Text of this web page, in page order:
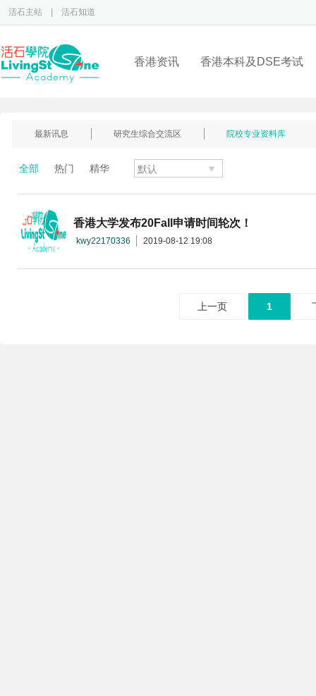
活石主站 活石知道
香港资讯 香港本科及DSE考试
最新讯息 研究生综合交流区 院校专业资料库
全部 热门 精华
香港大学发布20Fall申请时间轮次！
kwy22170336 2019-08-12 19:08
上一页 1